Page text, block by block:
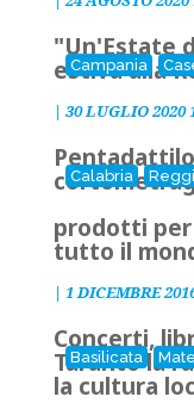
Campania
"Un'Estate
estiva alla
| 30 LUGLIO 2020
Calabria
prodotti per
tutto il
| 1 DICEMBRE
Basilicata
Concerti,
Taranto la
la cultura